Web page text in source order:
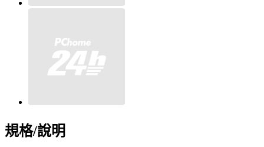
規格/說明